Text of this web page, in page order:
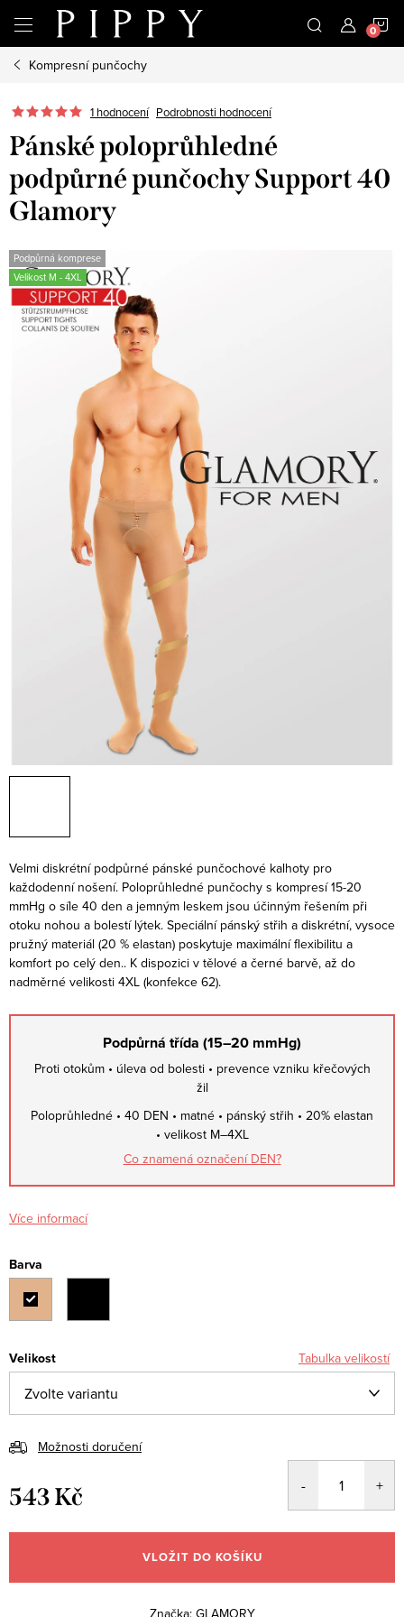
obsah
Kompresní punčochy
1 hodnocení Podrobnosti hodnocení
Pánské poloprůhledné
podpůrné punčochy Support 40
Glamory
Podpůrná komprese
Velikost M - 4XL
Velmi diskrétní podpůrné pánské punčochové kalhoty pro
každodenní nošení. Poloprůhledné punčochy s kompresí 15-20
mmHg o síle 40 den a jemným leskem jsou účinným řešením při
otoku nohou a bolestí lýtek. Speciální pánský střih a diskrétní, vysoce
pružný materiál (20 % elastan) poskytuje maximální flexibilitu a
komfort po celý den.. K dispozici v tělové a černé barvě, až do
nadměrné velikosti 4XL (konfekce 62).
Podpůrná třída (15–20 mmHg)
Proti otokům • úleva od bolesti • prevence vzniku křečových
žil
Poloprůhledné • 40 DEN • matné • pánský střih • 20% elastan
• velikost M–4XL
Co znamená označení DEN?
Více informací
Barva
Velikost Tabulka velikostí
Možnosti doručení
543 Kč
cena:
VLOŽIT DO KOŠÍKU
Značka: GLAMORY